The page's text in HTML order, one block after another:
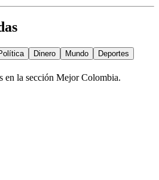
Dinero Mundo
Deportes
en la sección Mejor Colombia.